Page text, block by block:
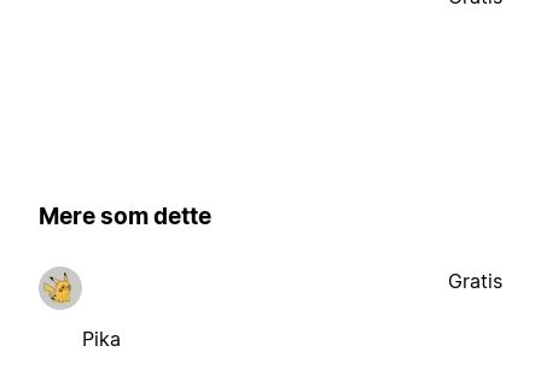
Mere som dette
Pika
Gratis